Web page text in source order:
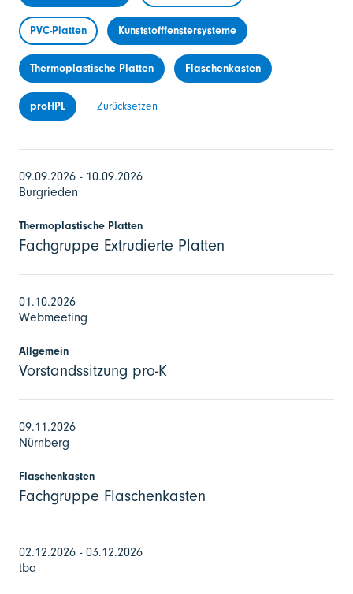
PVC-Platten Kunststofffenstersysteme
Thermoplastische Platten Flaschenkasten
proHPL Zurücksetzen
09.09.2026 - 10.09.2026
Burgrieden
Thermoplastische Platten
Fachgruppe Extrudierte Platten
01.10.2026
Webmeeting
Allgemein
Vorstandssitzung pro-K
09.11.2026
Nürnberg
Flaschenkasten
Fachgruppe Flaschenkasten
02.12.2026 - 03.12.2026
tba